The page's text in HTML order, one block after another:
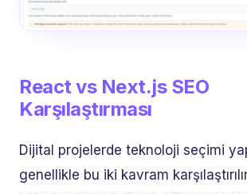
React vs Next.js SEO
Karşılaştırması
Dijital projelerde teknoloji seçimi
genellikle bu iki kavram